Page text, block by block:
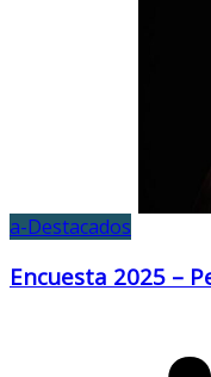
a-Destacados
Encuesta 2025 –